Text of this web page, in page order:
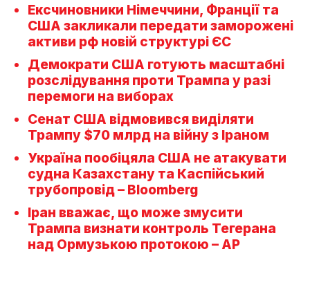
Ексчиновники Німеччини, Франції та
США закликали передати заморожені
активи рф новій структурі ЄС
Демократи США готують масштабні
розслідування проти Трампа у разі
перемоги на виборах
Сенат США відмовився виділяти
Трампу $70 млрд на війну з Іраном
Україна пообіцяла США не атакувати
судна Казахстану та Каспійський
трубопровід – Bloomberg
Іран вважає, що може змусити
Трампа визнати контроль Тегерана
над Ормузькою протокою – AP